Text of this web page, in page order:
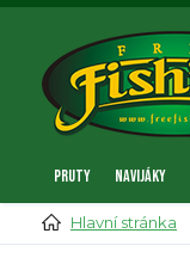
PRUTY NAVIJÁKY
Hlavní stránka